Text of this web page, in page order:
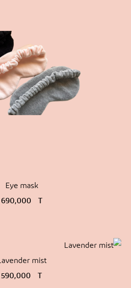
Eye mask
690,000
T
Lavender mist
590,000
T